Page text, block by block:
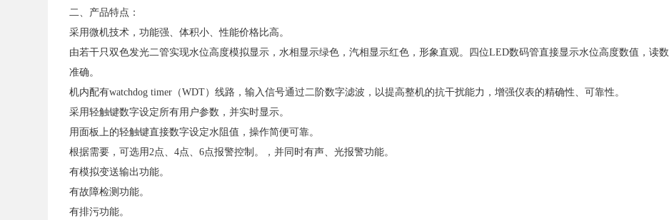
二、产品特点：
采用微机技术，功能强、体积小、性能价格比高。
由若干只双色发光二管实现水位高度模拟显示，水相显示绿色，汽相显示红色，形象直观。四位LED数码管直接显示水位高度数值，读数
准确。
机内配有watchdog timer（WDT）线路，输入信号通过二阶数字滤波，以提高整机的抗干扰能力，增强仪表的精确性、可靠性。
采用轻触键数字设定所有用户参数，并实时显示。
用面板上的轻触键直接数字设定水阻值，操作简便可靠。
根据需要，可选用2点、4点、6点报警控制。，并同时有声、光报警功能。
有模拟变送输出功能。
有故障检测功能。
有排污功能。